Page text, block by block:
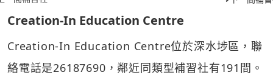
Creation-In Education Centre
Creation-In Education Centre位於深水埗區，聯
絡電話是26187690，鄰近同類型補習社有191間。